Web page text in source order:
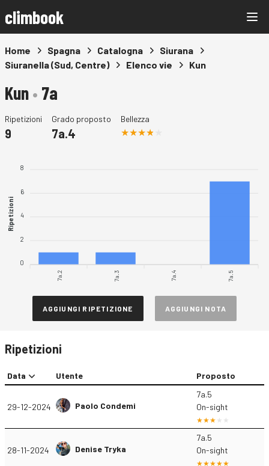
climbook
Home Spagna Catalogna
Siurana
Siuranella (Sud, Centre)
Elenco vie Kun
Kun• 7a
Ripetizioni
9
Grado proposto
7a.4
Bellezza
8
6
4
2
0
Ripetizioni
7a.2 7a.3 7a.4 7a.5
AGGIUNGI RIPETIZIONE AGGIUNGI NOTA
Ripetizioni
Data Utente Proposto
29-12-2024 Paolo Condemi
7a.5
On-sight
28-11-2024 Denise Tryka
7a.5
On-sight